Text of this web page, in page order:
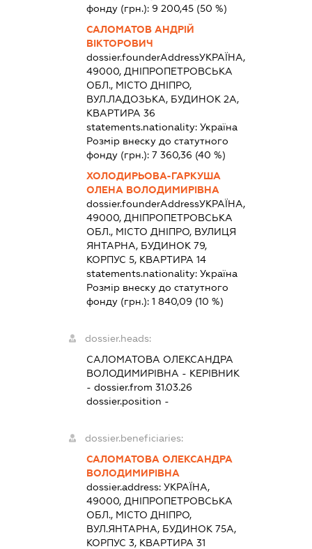
фонду (грн.): 9 200,45 (50 %)
САЛОМАТОВ АНДРІЙ
ВІКТОРОВИЧ
dossier.founderAddressУКРАЇНА,
49000, ДНІПРОПЕТРОВСЬКА
ОБЛ., МІСТО ДНІПРО,
ВУЛ.ЛАДОЗЬКА, БУДИНОК 2А,
КВАРТИРА 36
statements.nationality:Україна
Розмір внеску до статутного
фонду (грн.):7 360,36 (40 %)
ХОЛОДИРЬОВА-ГАРКУША
ОЛЕНА ВОЛОДИМИРІВНА
dossier.founderAddressУКРАЇНА,
49000, ДНІПРОПЕТРОВСЬКА
ОБЛ., МІСТО ДНІПРО, ВУЛИЦЯ
ЯНТАРНА, БУДИНОК 79,
КОРПУС 5, КВАРТИРА 14
statements.nationality:Україна
Розмір внеску до статутного
фонду (грн.):1 840,09 (10 %)
dossier.heads:
САЛОМАТОВА ОЛЕКСАНДРА
ВОЛОДИМИРІВНА - КЕРІВНИК
- dossier.from 31.03.26
dossier.position -
dossier.beneficiaries:
САЛОМАТОВА ОЛЕКСАНДРА
ВОЛОДИМИРІВНА
dossier.address:УКРАЇНА,
49000, ДНІПРОПЕТРОВСЬКА
ОБЛ., МІСТО ДНІПРО,
ВУЛ.ЯНТАРНА, БУДИНОК 75А,
КОРПУС 3, КВАРТИРА 31